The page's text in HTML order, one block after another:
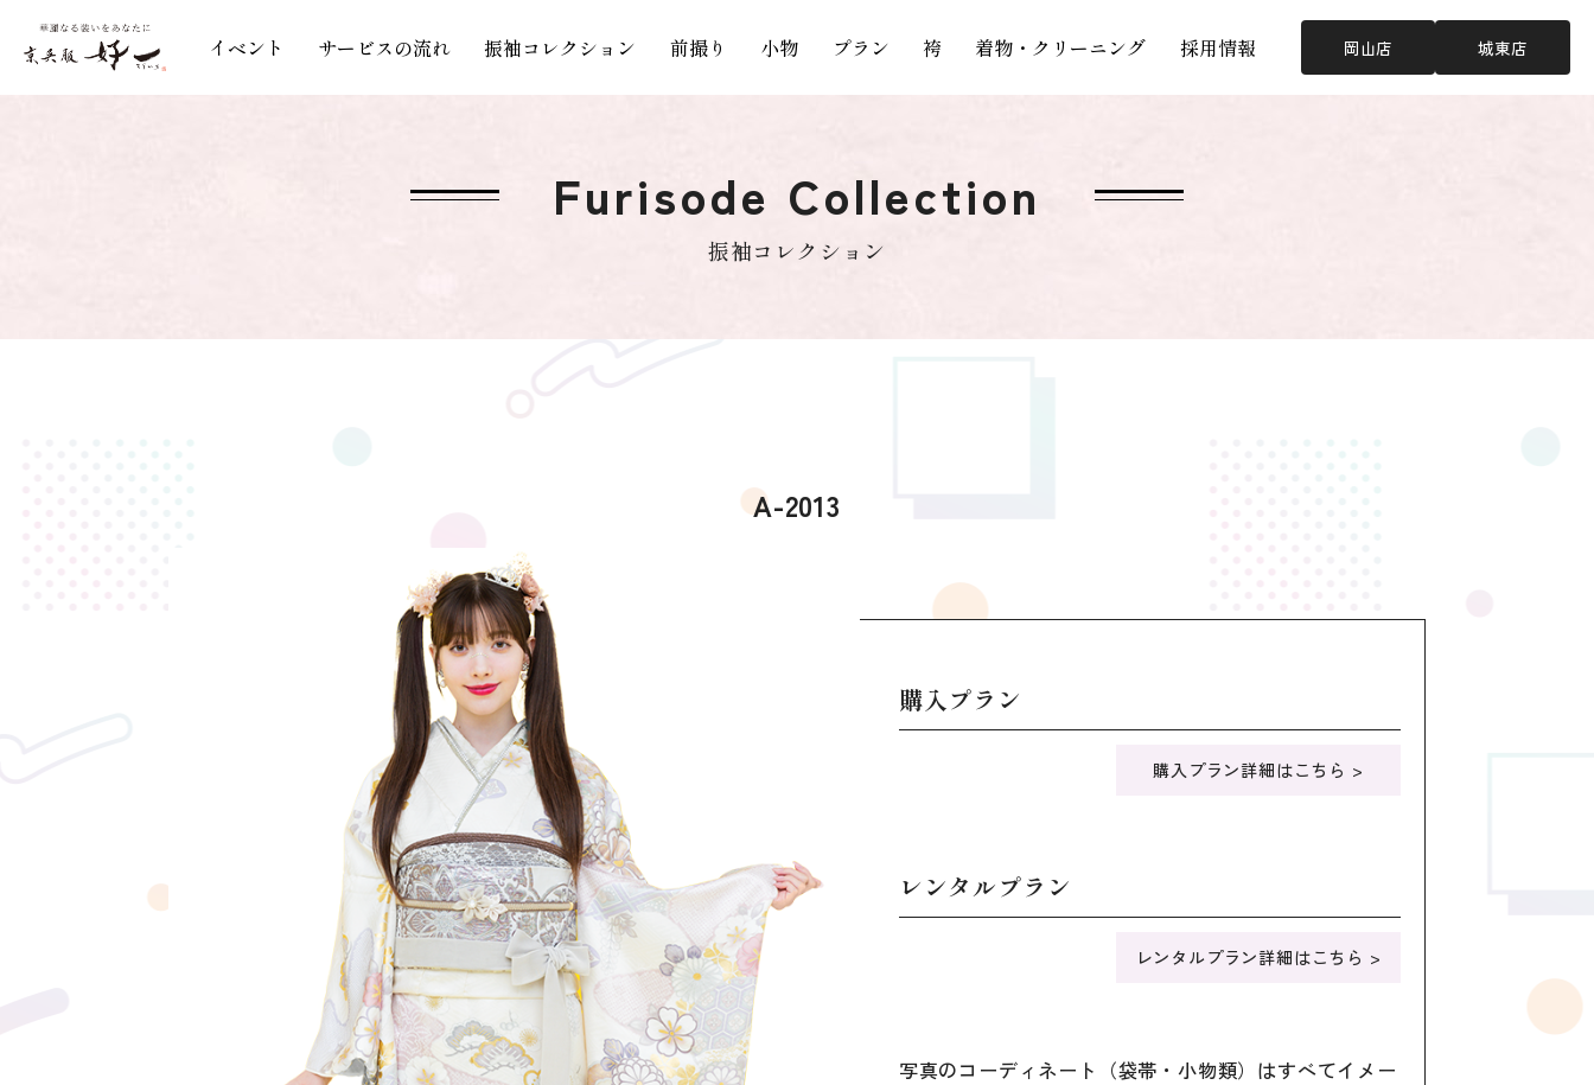
イベント サービスの流れ 振袖コレクション 前撮り 小物 プラン 袴 着物・クリーニング 採用情報 岡山店 城東店
Furisode Collection
振袖コレクション
A-2013
購入プラン
購入プラン詳細はこちら >
レンタルプラン
レンタルプラン詳細はこちら >
写真のコーディネート（袋帯・小物類）はすべてイメー